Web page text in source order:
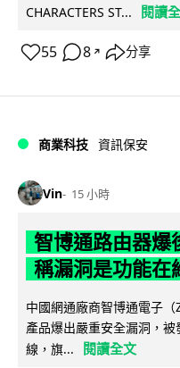
CHARACTERS ST...
閱讀
55 8 ↗ 分享
商業科技 資訊保安
Vin 15 小時
智博通路由器爆
稱漏洞是功能在
中國網通廠商智博通電子
產品爆出嚴重安全漏洞，
線，旗...
閱讀全文